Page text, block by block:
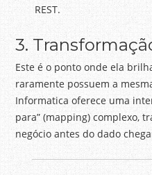
REST.
3.
Este é o ponto onde ela
raramente possuem a
Informatica oferece uma
para” (mapping) complexo,
negócio antes do dado